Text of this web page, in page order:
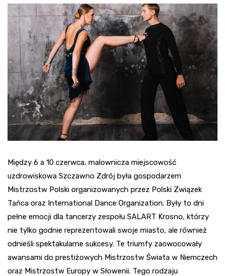
Między 6 a 10 czerwca, malownicza miejscowość
uzdrowiskowa Szczawno Zdrój była gospodarzem
Mistrzostw Polski organizowanych przez Polski Związek
Tańca oraz International Dance Organization. Były to dni
pełne emocji dla tancerzy zespołu SALART Krosno, którzy
nie tylko godnie reprezentowali swoje miasto, ale również
odnieśli spektakularne sukcesy. Te triumfy zaowocowały
awansami do prestiżowych Mistrzostw Świata w Niemczech
oraz Mistrzostw Europy w Słowenii. Tego rodzaju